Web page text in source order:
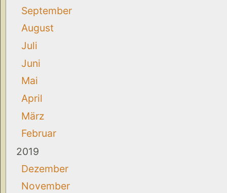
September
August
Juli
Juni
Mai
April
März
Februar
2019
Dezember
November